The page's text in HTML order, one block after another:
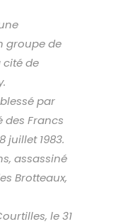
groupe de
de
par
des Francs
juillet 1983.
assassiné
Brotteaux,
le 31
par mail